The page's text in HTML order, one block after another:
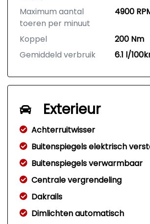
Maximum aantal
toeren per minuut
4900
Koppel
200 Nm
Gemiddeld verbruik
6.1 l/
Exterieur
Achterruitwisser
Buitenspiegels elektrisch
Buitenspiegels verwarmbaar
Centrale vergrendeling
Dakrails
Dimlichten automatisch